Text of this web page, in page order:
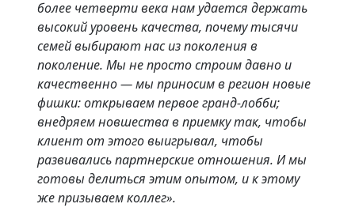
более четверти века нам удается держать
высокий уровень качества, почему тысячи
семей выбирают нас из поколения в
поколение. Мы не просто строим давно и
качественно — мы приносим в регион новые
фишки: открываем первое гранд-лобби;
внедряем новшества в приемку так, чтобы
клиент от этого выигрывал, чтобы
развивались партнерские отношения. И мы
готовы делиться этим опытом, и к этому
же призываем коллег».